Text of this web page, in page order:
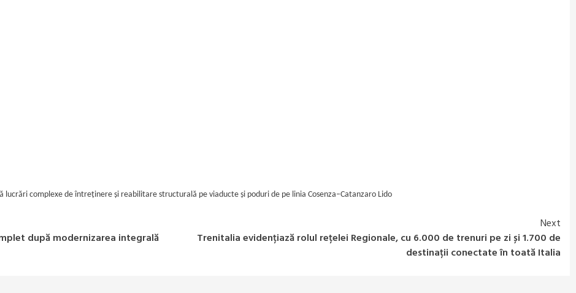
lucrări complexe de întreținere și reabilitare structurală pe viaducte și poduri de pe linia Cosenza–Catanzaro Lido
după modernizarea integrală
Next
Trenitalia evidențiază rolul rețelei Regionale, cu 6.000 de trenuri pe zi și 1.700 de
destinații conectate în toată Italia